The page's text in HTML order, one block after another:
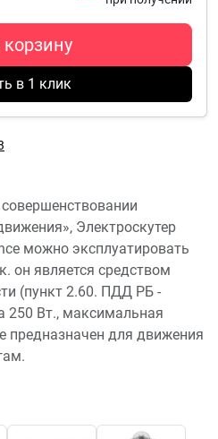
корзину
в 1 клик
3
Электроскутер
можно эксплуатировать
он является средством
(пункт 2.60. ПДД РБ -
250 Вт., максимальная
предназначен для движения